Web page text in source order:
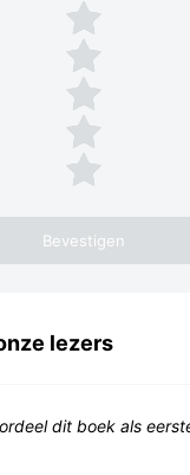
Plaats een
5 sterren
4 sterren
3 sterren
2 sterren
1 ster
lezers
dit boek als